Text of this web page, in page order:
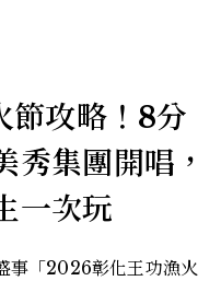
攻略！8分
秀集團開唱，
一次玩
事「2026彰化王功漁火